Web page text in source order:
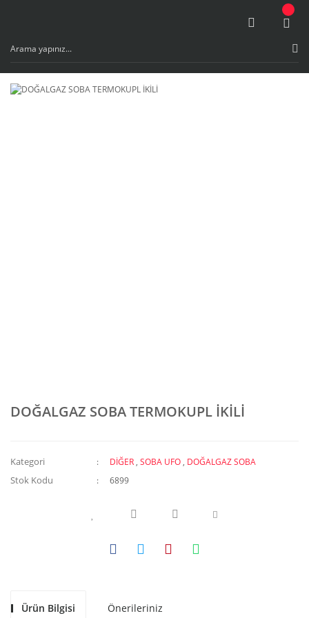
DOĞALGAZ SOBA TERMOKUPL İKİLİ
Kategori DİĞER ,SOBA UFO , DOĞALGAZ SOBA
Stok Kodu 6899
Ürün Bilgisi Önerileriniz